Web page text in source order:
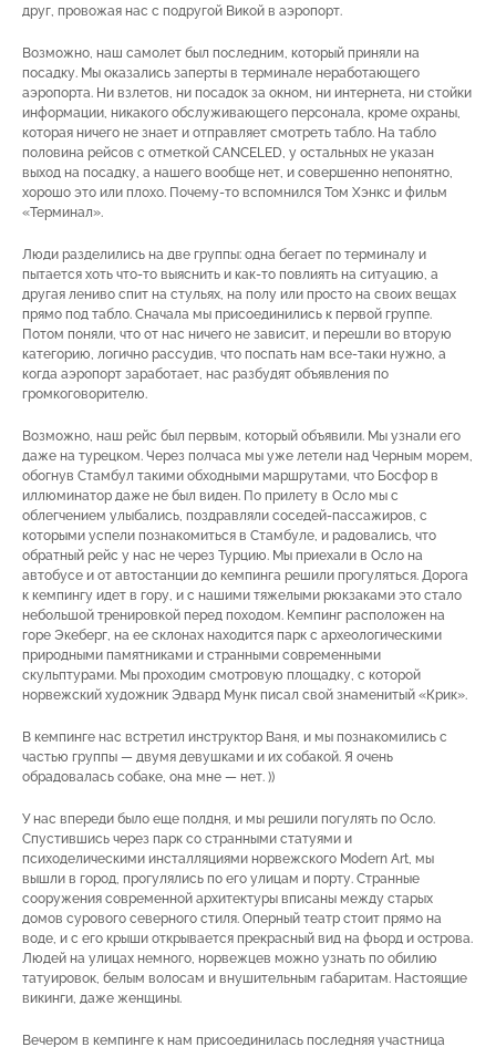
друг, провожая нас с подругой Викой в аэропорт.
Возможно, наш самолет был последним, который приняли на
посадку. Мы оказались заперты в терминале неработающего
аэропорта. Ни взлетов, ни посадок за окном, ни интернета, ни стойки
информации, никакого обслуживающего персонала, кроме охраны,
которая ничего не знает и отправляет смотреть табло. На табло
половина рейсов с отметкой CANCELED, у остальных не указан
выход на посадку, а нашего вообще нет, и совершенно непонятно,
хорошо это или плохо. Почему-то вспомнился Том Хэнкс и фильм
«Терминал».
Люди разделились на две группы: одна бегает по терминалу и
пытается хоть что-то выяснить и как-то повлиять на ситуацию, а
другая лениво спит на стульях, на полу или просто на своих вещах
прямо под табло. Сначала мы присоединились к первой группе.
Потом поняли, что от нас ничего не зависит, и перешли во вторую
категорию, логично рассудив, что поспать нам все-таки нужно, а
когда аэропорт заработает, нас разбудят объявления по
громкоговорителю.
Возможно, наш рейс был первым, который объявили. Мы узнали его
даже на турецком. Через полчаса мы уже летели над Черным морем,
обогнув Стамбул такими обходными маршрутами, что Босфор в
иллюминатор даже не был виден. По прилету в Осло мы с
облегчением улыбались, поздравляли соседей-пассажиров, с
которыми успели познакомиться в Стамбуле, и радовались, что
обратный рейс у нас не через Турцию. Мы приехали в Осло на
автобусе и от автостанции до кемпинга решили прогуляться. Дорога
к кемпингу идет в гору, и с нашими тяжелыми рюкзаками это стало
небольшой тренировкой перед походом. Кемпинг расположен на
горе Экеберг, на ее склонах находится парк с археологическими
природными памятниками и странными современными
скульптурами. Мы проходим смотровую площадку, с которой
норвежский художник Эдвард Мунк писал свой знаменитый «Крик».
В кемпинге нас встретил инструктор Ваня, и мы познакомились с
частью группы — двумя девушками и их собакой. Я очень
обрадовалась собаке, она мне — нет. ))
У нас впереди было еще полдня, и мы решили погулять по Осло.
Спустившись через парк со странными статуями и
психоделическими инсталляциями норвежского Modern Art, мы
вышли в город, прогулялись по его улицам и порту. Странные
сооружения современной архитектуры вписаны между старых
домов сурового северного стиля. Оперный театр стоит прямо на
воде, и с его крыши открывается прекрасный вид на фьорд и острова.
Людей на улицах немного, норвежцев можно узнать по обилию
татуировок, белым волосам и внушительным габаритам. Настоящие
викинги, даже женщины.
Вечером в кемпинге к нам присоединилась последняя участница